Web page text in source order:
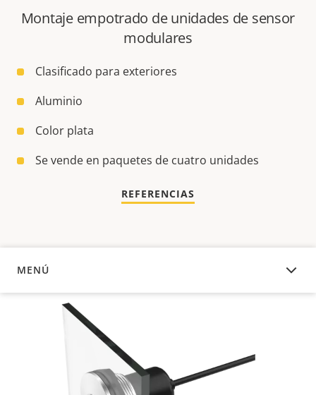
Montaje empotrado de unidades de sensor
modulares
Clasificado para exteriores
Aluminio
Color plata
Se vende en paquetes de cuatro unidades
REFERENCIAS
MENÚ
DESCRIPCIÓN